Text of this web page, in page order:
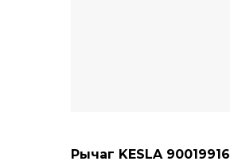
Рычаг KESLA 90019916